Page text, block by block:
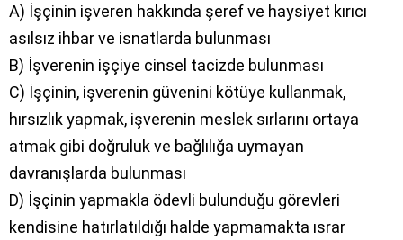
A) İşçinin işveren hakkında şeref ve haysiyet kırıcı
asılsız ihbar ve isnatlarda bulunması
B) İşverenin işçiye cinsel tacizde bulunması
C) İşçinin, işverenin güvenini kötüye kullanmak,
hırsızlık yapmak, işverenin meslek sırlarını ortaya
atmak gibi doğruluk ve bağlılığa uymayan
davranışlarda bulunması
D) İşçinin yapmakla ödevli bulunduğu görevleri
kendisine hatırlatıldığı halde yapmamakta ısrar